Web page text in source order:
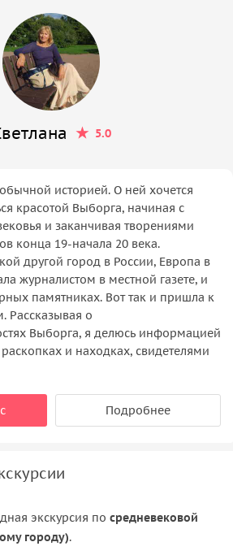
5.0
историей. О ней хочется
красотой Выборга, начиная с
и заканчивая творениями
конца 19-начала 20 века.
другой город в России, Европа в
журналистом в местной газете, и
памятниках. Вот так и пришла к
Рассказывая о
Выборга, я делюсь информацией
и находках, свидетелями
Подробнее
экскурсия по средневековой
городу).